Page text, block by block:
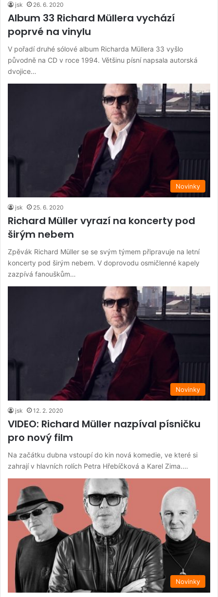
jsk 26. 6. 2020
Album 33 Richard Müllera vychází
poprvé na vinylu
V pořadí druhé sólové album Richarda Müllera 33 vyšlo
původně na CD v roce 1994. Většinu písní napsala autorská
dvojice…
Novinky
jsk 25. 6. 2020
Richard Müller vyrazí na koncerty pod
širým nebem
Zpěvák Richard Müller se se svým týmem připravuje na letní
koncerty pod širým nebem. V doprovodu osmičlenné kapely
zazpívá fanouškům…
Novinky
jsk 12. 2. 2020
VIDEO: Richard Müller nazpíval písničku
pro nový film
Na začátku dubna vstoupí do kin nová komedie, ve které si
zahrají v hlavních rolích Petra Hřebíčková a Karel Zima.…
Novinky